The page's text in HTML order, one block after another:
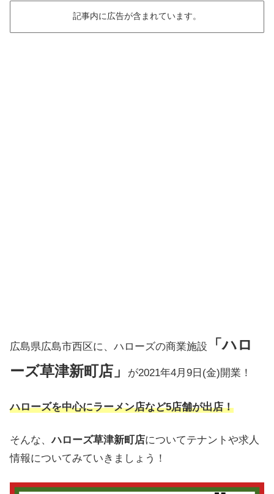
記事内に広告が含まれています。
広島県広島市西区に、ハローズの商業施設
「ハロ
ーズ草津新町店」
が2021年4月9日(金)開業！
ハローズを中心にラーメン店など5店舗が出店！
そんな、ハローズ草津新町店についてテナントや求人
情報についてみていきましょう！